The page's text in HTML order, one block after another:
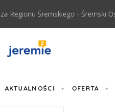
Regionu Śremskiego - Śremski
AKTUALNOŚCI OFERTA